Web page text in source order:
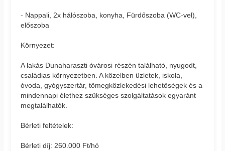
- Nappali, 2x hálószoba, konyha, Fürdőszoba (WC-vel),
előszoba
Környezet:
A lakás Dunaharaszti óvárosi részén található, nyugodt,
családias környezetben. A közelben üzletek, iskola,
óvoda, gyógyszertár, tömegközlekedési lehetőségek és a
mindennapi élethez szükséges szolgáltatások egyaránt
megtalálhatók.
Bérleti feltételek:
Bérleti díj: 260.000 Ft/hó